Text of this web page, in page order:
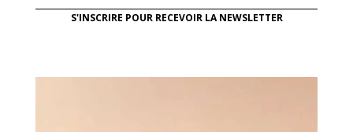
S'INSCRIRE POUR RECEVOIR LA NEWSLETTER